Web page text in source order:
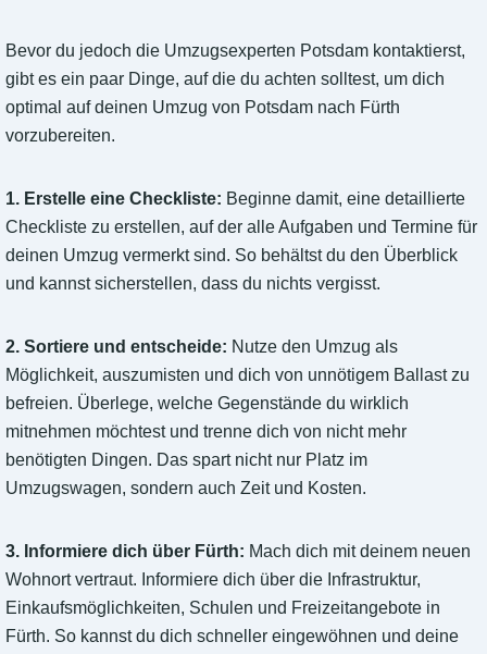
Bevor du jedoch die Umzugsexperten Potsdam kontaktierst,
gibt es ein paar Dinge, auf die du achten solltest, um dich
optimal auf deinen Umzug von Potsdam nach Fürth
vorzubereiten.
1. Erstelle eine Checkliste: Beginne damit, eine detaillierte
Checkliste zu erstellen, auf der alle Aufgaben und Termine für
deinen Umzug vermerkt sind. So behältst du den Überblick
und kannst sicherstellen, dass du nichts vergisst.
2. Sortiere und entscheide: Nutze den Umzug als
Möglichkeit, auszumisten und dich von unnötigem Ballast zu
befreien. Überlege, welche Gegenstände du wirklich
mitnehmen möchtest und trenne dich von nicht mehr
benötigten Dingen. Das spart nicht nur Platz im
Umzugswagen, sondern auch Zeit und Kosten.
3. Informiere dich über Fürth: Mach dich mit deinem neuen
Wohnort vertraut. Informiere dich über die Infrastruktur,
Einkaufsmöglichkeiten, Schulen und Freizeitangebote in
Fürth. So kannst du dich schneller eingewöhnen und deine